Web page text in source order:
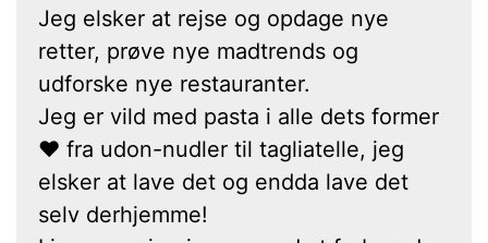
Jeg elsker at rejse og opdage nye
retter, prøve nye madtrends og
udforske nye restauranter.
Jeg er vild med pasta i alle dets former
❤ fra udon-nudler til tagliatelle, jeg
elsker at lave det og endda lave det
selv derhjemme!